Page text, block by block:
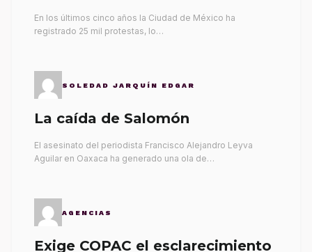
En los últimos cinco años la Ciudad de México ha
registrado 25 mil protestas, lo…
SOLEDAD JARQUÍN EDGAR
La caída de Salomón
El asesinato del periodista Francisco Alejandro Leyva
Aguilar en Oaxaca ha generado una ola de…
AGENCIAS
Exige COPAC el esclarecimiento